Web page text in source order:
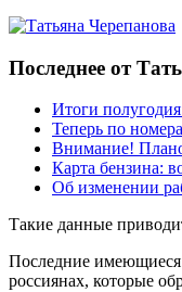
Последнее от
Итоги
Теперь по
Внимание!
Карта бензина:
Об изменении
Такие данные
Последние имеющиеся
россиянах, которые